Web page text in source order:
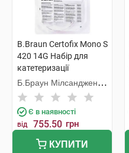
B.Braun Certofix Mono S
420 14G Набір для
катетеризації
центральної вени 1 шт
Б.Браун Мілсанджен
ЕйДжі
Є в наявності
від 755.50 грн
КУПИТИ